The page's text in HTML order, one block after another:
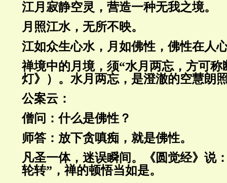
江月寂静空灵，营造一种无我之境。
月照江水，无所不映。
江如众生心水，月如佛性，佛性在人
禅境中的月境，须“水月两忘，方可称
灯》）。水月两忘，是澄澈的空慧朗
公案云：
僧问：什么是佛性？
师答：放下贪嗔痴，就是佛性。
凡圣一体，迷误瞬间。《圆觉经》说
轮转” ，禅的顿悟当如是。